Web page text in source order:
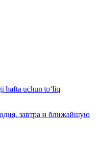
hafta uchun to‘liq
завтра и ближайшую